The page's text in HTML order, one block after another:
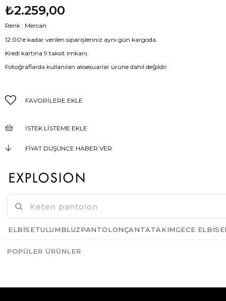
₺2.259,00
Renk : Mercan
12:00‘e kadar verilen siparişleriniz aynı gün kargoda.
Kredi kartına 9 taksit imkanı.
Fotoğraflarda kullanılan aksesuarlar ürüne dahil değildir.
FAVORILERE EKLE
İSTEK LISTEME EKLE
FIYAT DÜŞÜNCE HABER VER
ELBISETULUMBLUZPANTOLONÇANTATAKIMGECE
POPÜLER ÜRÜNLER